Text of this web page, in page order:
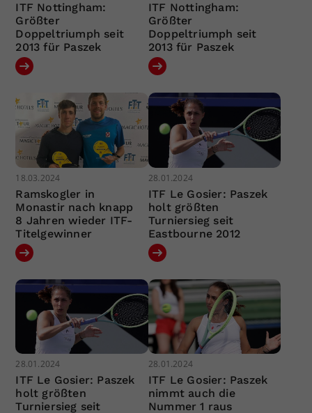
ITF Nottingham:
Größter
Doppeltriumph seit
2013 für Paszek
ITF Nottingham:
Größter
Doppeltriumph seit
2013 für Paszek
18.03.2024
Ramskogler in
Monastir nach knapp
8 Jahren wieder ITF-
Titelgewinner
28.01.2024
ITF Le Gosier: Paszek
holt größten
Turniersieg seit
Eastbourne 2012
28.01.2024
ITF Le Gosier: Paszek
holt größten
Turniersieg seit
28.01.2024
ITF Le Gosier: Paszek
nimmt auch die
Nummer 1 raus